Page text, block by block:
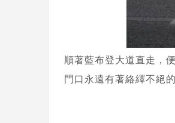
順著藍布登大道直走，
門口永遠有著絡繹不絕